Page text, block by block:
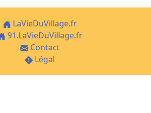
LaVieDuVillage.fr
91.LaVieDuVillage.fr
Contact
Légal